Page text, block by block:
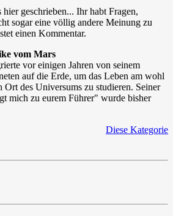
hier geschrieben... Ihr habt Fragen,
sogar eine völlig andere Meinung zu
einen Kommentar.
vom Mars
vor einigen Jahren von seinem
auf die Erde, um das Leben am wohl
Ort des Universums zu studieren. Seiner
mich zu eurem Führer" wurde bisher
Diese Kategorie